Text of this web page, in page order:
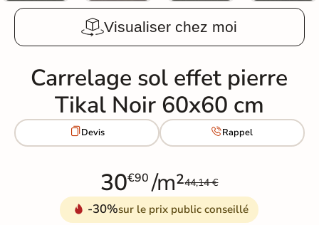
Visualiser chez moi
Carrelage sol effet pierre
Tikal Noir 60x60 cm
Devis Rappel
30€90 /m²44,14 €
-30%sur le prix public conseillé